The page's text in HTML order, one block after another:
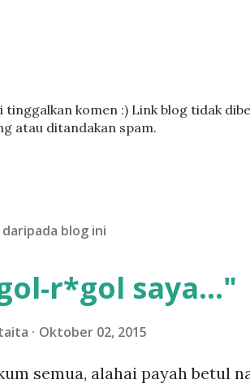
tinggalkan komen :) Link blog tidak
atau ditandakan spam.
blog ini
r*gol saya..."
Oktober 02, 2015
semua, alahai payah betul